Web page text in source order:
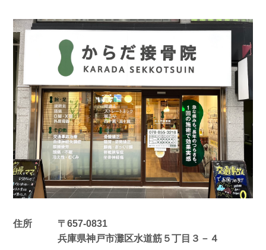
住所
〒657-0831
兵庫県神戸市灘区水道筋５丁目３－４